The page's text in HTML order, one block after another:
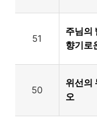
51
주님의
향기로
50
위선의
오